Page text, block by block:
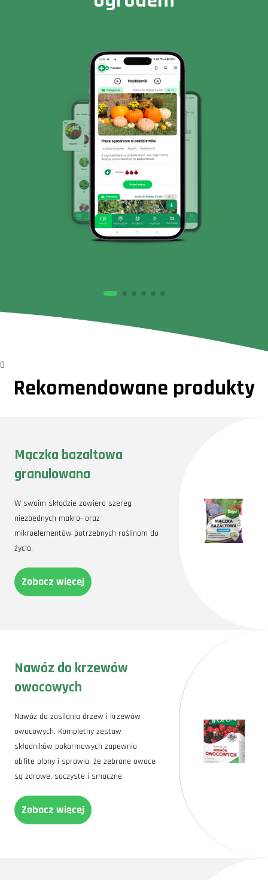
0
Rekomendowane produkty
Mączka bazaltowa
granulowana
W swoim składzie zawiera szereg
niezbędnych makro- oraz
mikroelementów potrzebnych roślinom do
życia.
Zobacz więcej
Nawóz do krzewów
owocowych
Nawóz do zasilania drzew i krzewów
owocowych. Kompletny zestaw
składników pokarmowych zapewnia
obfite plony i sprawia, że zebrane owoce
są zdrowe, soczyste i smaczne.
Zobacz więcej